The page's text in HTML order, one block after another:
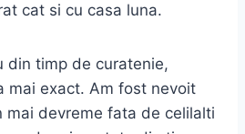
cat si cu casa luna.
din timp de curatenie,
mai exact. Am fost nevoit
mai devreme fata de celilalti